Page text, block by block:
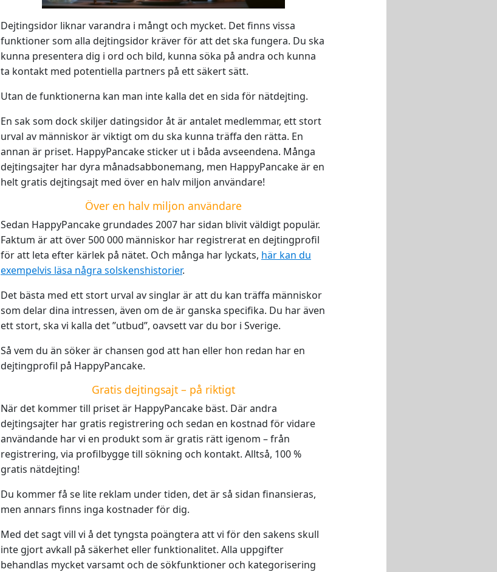
Dejtingsidor liknar varandra i mångt och mycket. Det finns vissa
funktioner som alla dejtingsidor kräver för att det ska fungera. Du ska
kunna presentera dig i ord och bild, kunna söka på andra och kunna
ta kontakt med potentiella partners på ett säkert sätt.
Utan de funktionerna kan man inte kalla det en sida för nätdejting.
En sak som dock skiljer datingsidor åt är antalet medlemmar, ett stort
urval av människor är viktigt om du ska kunna träffa den rätta. En
annan är priset. HappyPancake sticker ut i båda avseendena. Många
dejtingsajter har dyra månadsabbonemang, men HappyPancake är en
helt gratis dejtingsajt med över en halv miljon användare!
Över en halv miljon användare
Sedan HappyPancake grundades 2007 har sidan blivit väldigt populär.
Faktum är att över 500 000 människor har registrerat en dejtingprofil
för att leta efter kärlek på nätet. Och många har lyckats, här kan du
exempelvis läsa några solskenshistorier.
Det bästa med ett stort urval av singlar är att du kan träffa människor
som delar dina intressen, även om de är ganska specifika. Du har även
ett stort, ska vi kalla det ”utbud”, oavsett var du bor i Sverige.
Så vem du än söker är chansen god att han eller hon redan har en
dejtingprofil på HappyPancake.
Gratis dejtingsajt – på riktigt
När det kommer till priset är HappyPancake bäst. Där andra
dejtingsajter har gratis registrering och sedan en kostnad för vidare
användande har vi en produkt som är gratis rätt igenom – från
registrering, via profilbygge till sökning och kontakt. Alltså, 100 %
gratis nätdejting!
Du kommer få se lite reklam under tiden, det är så sidan finansieras,
men annars finns inga kostnader för dig.
Med det sagt vill vi å det tyngsta poängtera att vi för den sakens skull
inte gjort avkall på säkerhet eller funktionalitet. Alla uppgifter
behandlas mycket varsamt och de sökfunktioner och kategorisering